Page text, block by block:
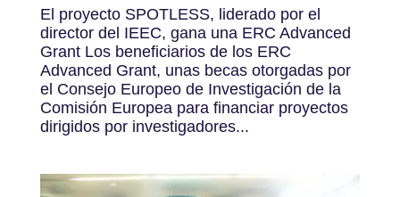
El proyecto SPOTLESS, liderado por el
director del IEEC, gana una ERC Advanced
Grant Los beneficiarios de los ERC
Advanced Grant, unas becas otorgadas por
el Consejo Europeo de Investigación de la
Comisión Europea para financiar proyectos
dirigidos por investigadores...